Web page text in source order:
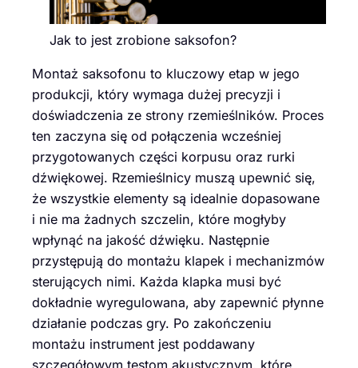
Jak to jest zrobione saksofon?
Montaż saksofonu to kluczowy etap w jego
produkcji, który wymaga dużej precyzji i
doświadczenia ze strony rzemieślników. Proces
ten zaczyna się od połączenia wcześniej
przygotowanych części korpusu oraz rurki
dźwiękowej. Rzemieślnicy muszą upewnić się,
że wszystkie elementy są idealnie dopasowane
i nie ma żadnych szczelin, które mogłyby
wpłynąć na jakość dźwięku. Następnie
przystępują do montażu klapek i mechanizmów
sterujących nimi. Każda klapka musi być
dokładnie wyregulowana, aby zapewnić płynne
działanie podczas gry. Po zakończeniu
montażu instrument jest poddawany